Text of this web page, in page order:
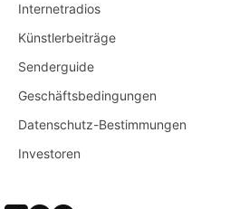
Internetradios
Künstlerbeiträge
Senderguide
Geschäftsbedingungen
Datenschutz-Bestimmungen
Investoren